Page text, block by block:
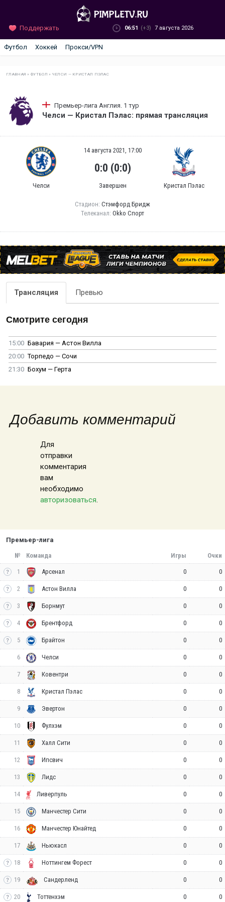
Поддержать 06:51 (+3) 7 августа 2026
Футбол Хоккей Прокси/VPN
ГЛАВНАЯ »ФУТБОЛ » ЧЕЛСИ — КРИСТАЛ ПЭЛАС
Премьер-лига Англия. 1 тур
Челси — Кристал Пэлас: прямая трансляция
Челси
14 августа 2021, 17:00
0:0 (0:0)
Завершен Кристал Пэлас
Стадион: Стэмфорд Бридж
Телеканал: Okko Спорт
Трансляция Превью
Смотрите сегодня
15:00 Бавария — Астон Вилла
20:00 Торпедо — Сочи
21:30 Бохум — Герта
Добавить комментарий
Для
отправки
комментария
вам
необходимо
авторизоваться.
Премьер-лига
№ Команда Игры Очки
1 Арсенал 0 0
2 Астон Вилла 0 0
3 Борнмут 0 0
4 Брентфорд 0 0
5 Брайтон 0 0
6 Челси 0 0
7 Ковентри 0 0
8 Кристал Пэлас 0 0
9 Эвертон 0 0
10 Фулхэм 0 0
11 Халл Сити 0 0
12 Ипсвич 0 0
13 Лидс 0 0
14 Ливерпуль 0 0
15 Манчестер Сити 0 0
16 Манчестер Юнайтед 0 0
17 Ньюкасл 0 0
18 Ноттингем Форест 0 0
19 Сандерленд 0 0
20 Тоттенхэм 0 0